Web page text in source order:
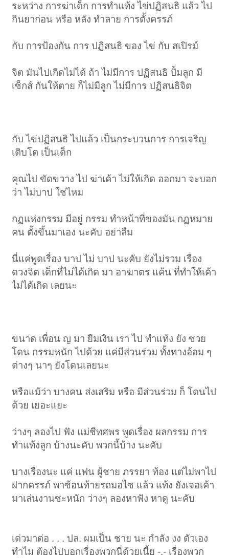
ระหว่าง การฆ่าเด็ก การทำแท้ง ไข่ปฏิสนธิ แล้ว ไป
กินยาก่อน หรือ หลัง ทำลาย การตั้งครรภ์
กับ การป้องกัน การ ปฏิสนธิ ของ ไข่ กับ สเปิรม์
จิต มันไปเกิดไม่ได้ ถ้า ไม่มีการ ปฏิสนธิ ปั้มลูก มี
เซ็กส์ กันให้ตาย ก็ไม่มีลูก ไม่มีการ ปฏิสนธิจิต
กับ ไข่ปฏิสนธิ ไปแล้ว เป็นกระบวนการ การเจริญ
เติบโต เป็นเด็ก
คุณไป ขัดขวาง ไป ฆ่าเค้า ไม่ให้เกิด ออกมา จะบอก
ว่า ไม่บาป ใช่ไหม
กฏแห่งกรรม มีอยู่ กรรม ทำหน้าที่ของมัน กฏหมาย
คน ตั้งขึ้นมาเอง นะคับ อย่าลืม
นี่แค่พูดเรื่อง บาป ไม่ บาป นะคับ ยังไม่รวม เรื่อง
ดวงจิต เด็กที่ไม่ได้เกิด มา อาฆาตร แค้น ที่ทำให้เค้า
ไม่ได้เกิด เลยนะ
ขนาด เพื่อน ญ มา ยืมเงิน เรา ไป ทำแท้ง ยัง ซวย
โดน กรรมหนัก ไปด้วย แค่มีส่วนร่วม ทั้งทางอ้อม ๆ
ต่างๆ นาๆ ยังโดนเลยนะ
หรือแม้ว่า บางคน ส่งเสริม หรือ มีส่วนร่วม ก็ โดนไป
ด้วย เยอะแยะ
ว่างๆ ลองไป ฟัง แม่ชีทศพร พูดเรื่อง ผลกรรม การ
ทำแท้งลูก บ้างนะคับ พวกนี้บ้าง นะคับ
บางเรื่องนะ แค่ แฟน ผู้ชาย ภรรยา ท้อง แต่ไม่พาไป
ฝากครรภ์ พาซ้อนท้ายรถมอไซ แล้ว แท้ง ยังเจอเค้า
มาเล่นงานซะหนัก ว่างๆ ลองหาฟัง หาดู นะคับ
เด่วมาต่อ . . . ปล. ผมเป็น ชาย นะ กำลัง งง ตัวเอง
ทำไม ต้องไปบอกเรื่องพวกนี่ด้วยเนี้ย -.- เรื่องพวก